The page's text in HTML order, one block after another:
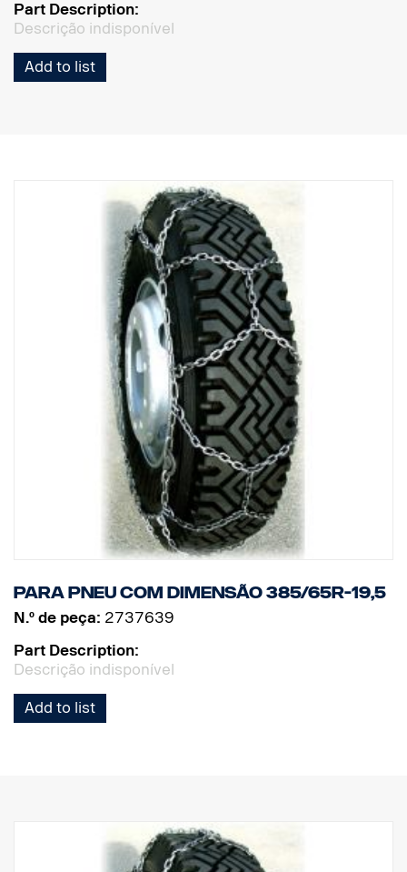
Part Description:
Descrição indisponível
Add to list
Para pneu com dimensão 385/65R-19,5
N.º de peça: 2737639
Part Description:
Descrição indisponível
Add to list